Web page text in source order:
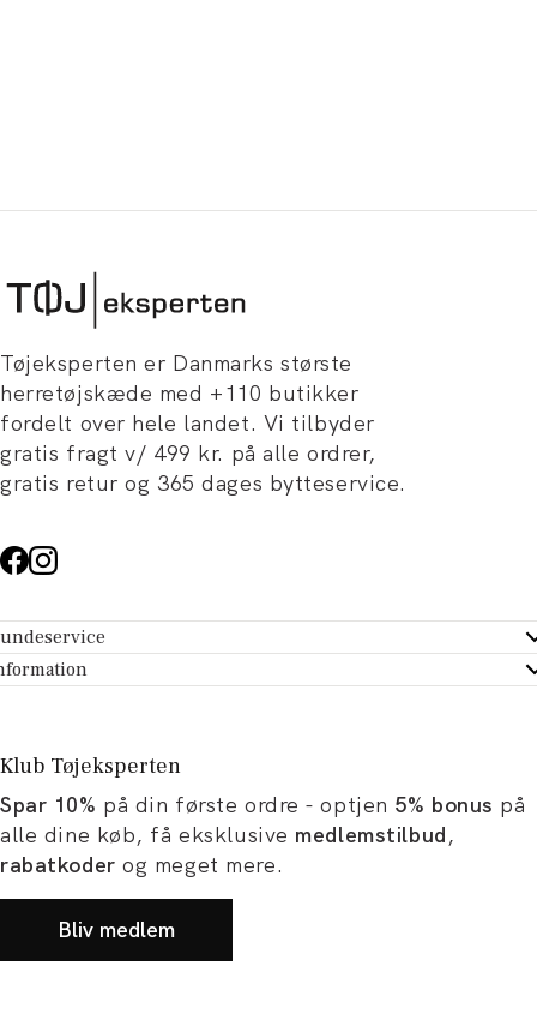
Tøjeksperten er Danmarks største
herretøjskæde med +110 butikker
fordelt over hele landet. Vi tilbyder
gratis fragt v/ 499 kr. på alle ordrer,
gratis retur og 365 dages bytteservice.
- Hjælpecenter
dit køb
Tøjeksperten
og artikler
og karriere
Klub Tøjeksperten
Spar 10% på din første ordre - optjen 5% bonus på
alle dine køb, få eksklusive medlemstilbud,
rabatkoder og meget mere.
Bliv medlem